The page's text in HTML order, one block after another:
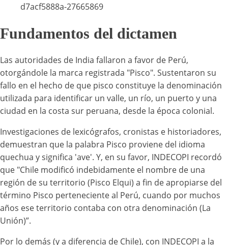
d7acf5888a-27665869
Fundamentos del dictamen
Las autoridades de India fallaron a favor de Perú,
otorgándole la marca registrada "Pisco". Sustentaron su
fallo en el hecho de que pisco constituye la denominación
utilizada para identificar un valle, un río, un puerto y una
ciudad en la costa sur peruana, desde la época colonial.
Investigaciones de lexicógrafos, cronistas e historiadores,
demuestran que la palabra Pisco proviene del idioma
quechua y significa 'ave'. Y, en su favor, INDECOPI recordó
que "Chile modificó indebidamente el nombre de una
región de su territorio (Pisco Elqui) a fin de apropiarse del
término Pisco perteneciente al Perú, cuando por muchos
años ese territorio contaba con otra denominación (La
Unión)”.
Por lo demás (y a diferencia de Chile), con INDECOPI a la